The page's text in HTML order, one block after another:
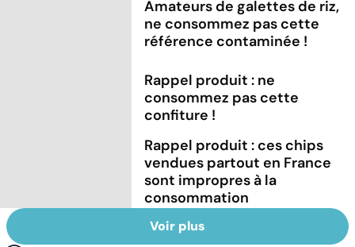
Amateurs de galettes de riz,
ne consommez pas cette
référence contaminée !
Rappel produit : ne
consommez pas cette
confiture !
Rappel produit : ces chips
vendues partout en France
sont impropres à la
consommation
Voir plus